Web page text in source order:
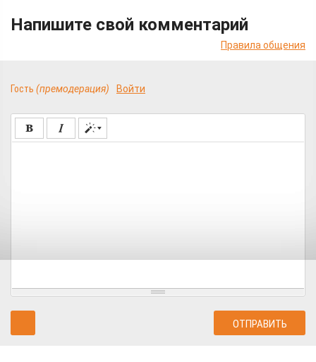
Напишите свой комментарий
Правила общения
Гость (премодерация) Войти